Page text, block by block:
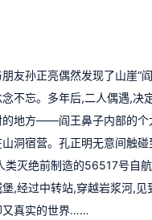
友孙正亮偶然发现了山崖“
不忘。多年后,二人偶遇,决
的地方——阎王鼻子内部的个
洞宿营。孔正明无意间触
类灭绝前制造的56517号自
,经过中转站,穿越岩浆河,见
又真实的世界……